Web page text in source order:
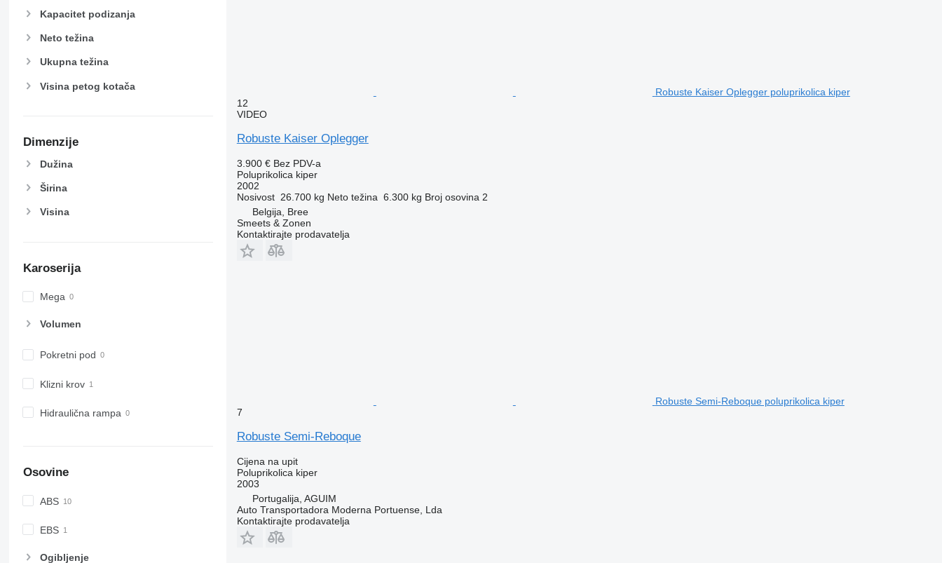
Kapacitet podizanja
Neto težina
Ukupna težina
Visina petog kotača
Dimenzije
Dužina
Širina
Visina
Karoserija
Mega
Volumen
Pokretni pod
Klizni krov
Hidraulična rampa
Osovine
ABS
EBS
Ogibljenje
Robuste Kaiser Oplegger poluprikolica kiper
12
VIDEO
Robuste Kaiser Oplegger
3.900 € Bez PDV-a
Poluprikolica kiper
2002
Nosivost 26.700 kg Neto težina 6.300 kg Broj osovina 2
Belgija, Bree
Smeets & Zonen
Kontaktirajte prodavatelja
Robuste Semi-Reboque poluprikolica kiper
7
Robuste Semi-Reboque
Cijena na upit
Poluprikolica kiper
2003
Portugalija, AGUIM
Auto Transportadora Moderna Portuense, Lda
Kontaktirajte prodavatelja